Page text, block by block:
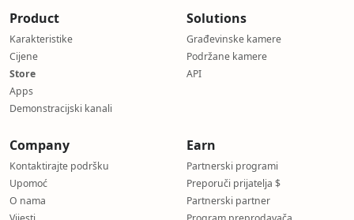
Product
Karakteristike
Cijene
Store
Apps
Demonstracijski kanali
Solutions
Građevinske kamere
Podržane kamere
API
Company
Kontaktirajte podršku
Upomoć
O nama
Earn
Partnerski programi
Preporuči prijatelja $
Partnerski partner